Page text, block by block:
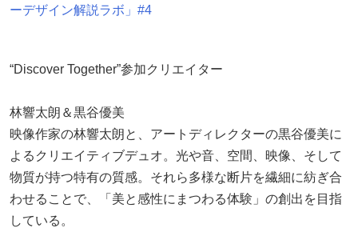
ーデザイン解説ラボ」#4
“Discover Together”参加クリエイター
林響太朗＆黒谷優美
映像作家の林響太朗と、アートディレクターの黒谷優美に
よるクリエイティブデュオ。光や音、空間、映像、そして
物質が持つ特有の質感。それら多様な断片を繊細に紡ぎ合
わせることで、「美と感性にまつわる体験」の創出を目指
している。